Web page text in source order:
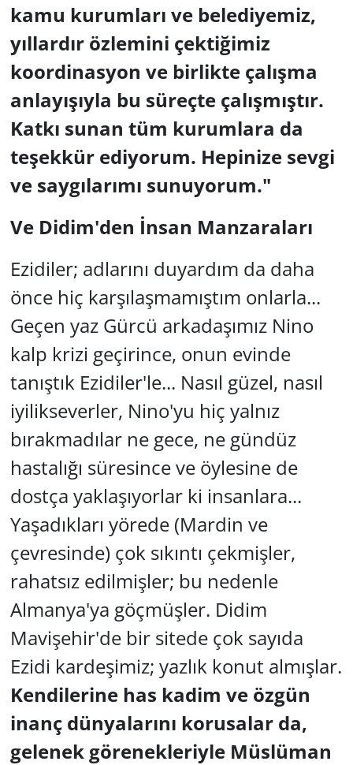
kamu kurumları ve belediyemiz,
yıllardır özlemini çektiğimiz
koordinasyon ve birlikte çalışma
anlayışıyla bu süreçte çalışmıştır.
Katkı sunan tüm kurumlara da
teşekkür ediyorum. Hepinize sevgi
ve saygılarımı sunuyorum."
Ve Didim'den İnsan Manzaraları
Ezidiler; adlarını duyardım da daha
önce hiç karşılaşmamıştım onlarla...
Geçen yaz Gürcü arkadaşımız Nino
kalp krizi geçirince, onun evinde
tanıştık Ezidiler'le... Nasıl güzel, nasıl
iyilikseverler, Nino'yu hiç yalnız
bırakmadılar ne gece, ne gündüz
hastalığı süresince ve öylesine de
dostça yaklaşıyorlar ki insanlara...
Yaşadıkları yörede (Mardin ve
çevresinde) çok sıkıntı çekmişler,
rahatsız edilmişler; bu nedenle
Almanya'ya göçmüşler. Didim
Mavişehir'de bir sitede çok sayıda
Ezidi kardeşimiz; yazlık konut almışlar.
Kendilerine has kadim ve özgün
inanç dünyalarını korusalar da,
gelenek görenekleriyle Müslüman